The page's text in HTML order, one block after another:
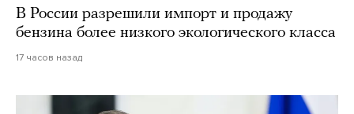
В России разрешили импорт и продажу
бензина более низкого экологического класса
17 часов назад